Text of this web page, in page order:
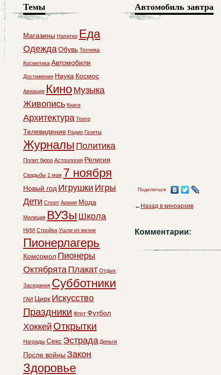
Автомобиль завтра
Поделиться
← Назад в киноархив
Комментарии:
Темы
Магазины Напитки Еда
ОдеждаОбувь Техника
Косметика Автомобили
Достижения Наука Космос
Авиация Кино Музыка
Живопись Книги
Архитектура Театр
Телевидение Радио Газеты
Журналы Политика
Полит бюро Астрология Религия
Свадьбы 1 мая 7 ноября
Новый год Игрушки Игры
Дети Спорт Армия Мода
Милиция ВУЗы Школа
НИИ Стройка Ушли из жизни
Пионерлагерь
Комсомол Пионеры
Октябрята Плакат Отдых
Заседания Субботники
ГАИ Цирк Искусство
Праздники Флот Футбол
Хоккей Открытки
Награды Секс Эстрада Деньги
После войны Закон
Здоровье